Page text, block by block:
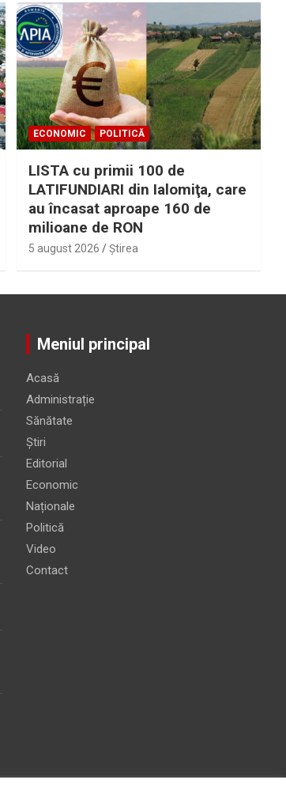
ECONOMIC POLITICĂ
LISTA cu primii 100 de
LATIFUNDIARI din Ialomiţa, care
au încasat aproape 160 de
milioane de RON
5 august 2026 Ştirea
Meniul principal
Acasă
Administrație
Sănătate
Știri
Editorial
Economic
Naționale
Politică
Video
Contact